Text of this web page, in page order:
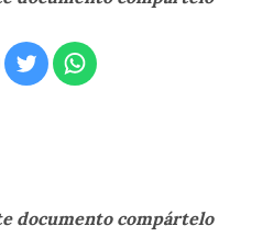
documento compártelo